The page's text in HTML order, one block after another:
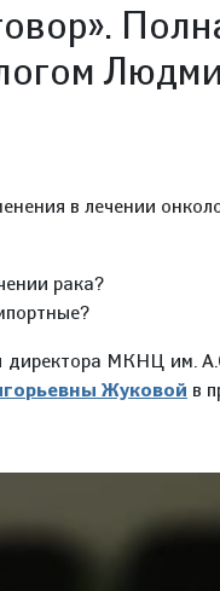
в лечении
рака?
директора МКНЦ им.
Жуковой в